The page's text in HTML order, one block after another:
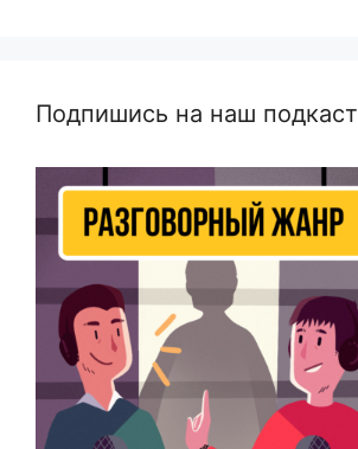
Подпишись на наш подкаст